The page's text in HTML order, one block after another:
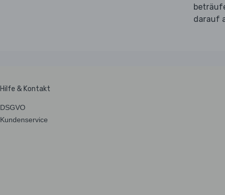
darauf
Hilfe & Kontakt
DSGVO
Kundenservice